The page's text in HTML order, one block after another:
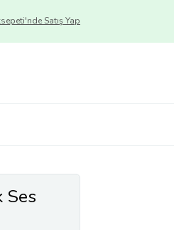
Satış Yap
Ses